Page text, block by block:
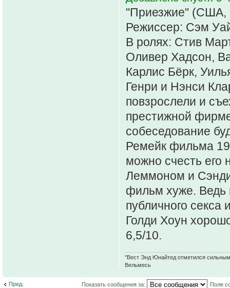
"Приезжие" (США,
Режиссер: Сэм
В ролях: Стив
Оливер Хадсон,
Карлис Бёрк,
Генри и Нэнси
повзрослели и
престижной
собеседование
Ремейк фильма
можно счесть его
Леммоном и
фильм хуже. Ведь
публичного секса
Голди Хоун
6,5/10.
"Вест Энд Юнайтед отметился сильным
Вельмесь
Пред. Показать сообщения за: Поле